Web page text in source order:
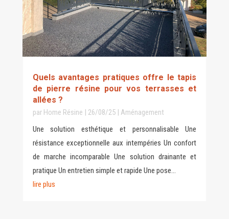
Quels avantages pratiques offre le tapis
de pierre résine pour vos terrasses et
allées ?
par Home Résine | 26/08/25| Aménagement
Une solution esthétique et personnalisable Une
résistance exceptionnelle aux intempéries Un confort
de marche incomparable Une solution drainante et
pratique Un entretien simple et rapide Une pose...
lire plus